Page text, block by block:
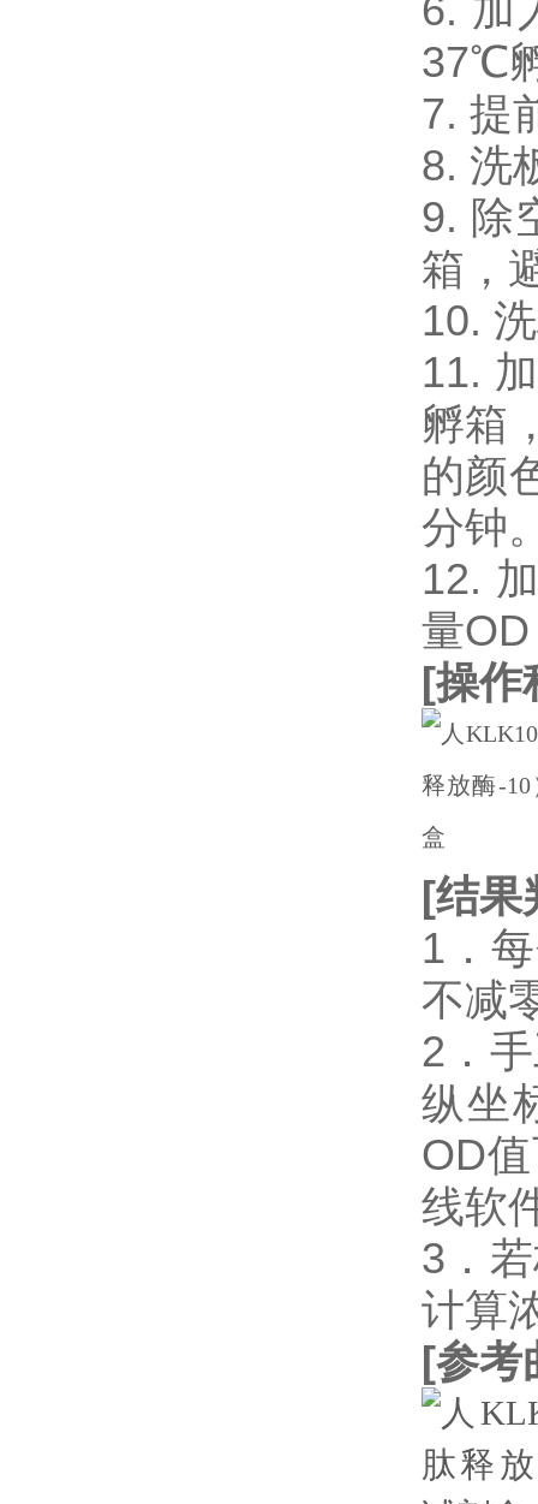
6. 加
37℃
7. 提
8. 洗
9. 除
箱，
10.
11.
孵箱
的颜
分钟
12.
量
[操作
[结果
1．
不减
2．
纵坐
OD
线软
3．
计算
[参考